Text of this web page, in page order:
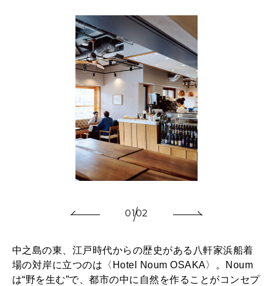
0102
中之島の東、江戸時代からの歴史がある八軒家浜船着
場の対岸に立つのは〈Hotel Noum OSAKA〉。Noum
は“野を生む”で、都市の中に自然を作ることがコンセプ